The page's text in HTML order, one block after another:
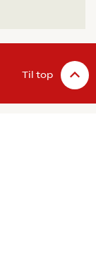
Til top